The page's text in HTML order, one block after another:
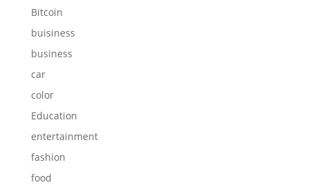
Bitcoin
buisiness
business
car
color
Education
entertainment
fashion
food